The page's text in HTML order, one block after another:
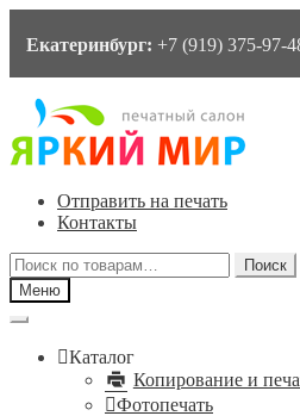
Екатеринбург: +7 (919) 375-97-
Перейти
навигации
Перейти
содержимому
Отправить на печать
Контакты
Искать:
Поиск
Меню
Каталог
Копирование и
Фотопечать